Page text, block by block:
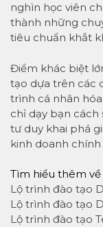
nghìn học viên
thành những
tiêu chuẩn khắt
Điểm khác biệt
tạo dựa trên các
trình cá nhân
chỉ dạy bạn cách
tư duy khai phá
kinh doanh chính
Tìm hiểu thêm
Lộ trình đào tạo
Lộ trình đào tạo
Lộ trình đào tạo